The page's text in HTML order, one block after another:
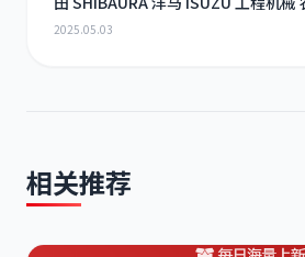
RHF3 涡轮增压器及配件 海量现货供应
2025.05.03
相关推荐